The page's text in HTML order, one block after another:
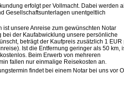
erfolgt per Vollmacht. Dabei werden
Gesellschaftsunterlagen unentgeltlich
ist unsere Anreise zum gewünschten Notar
bei der Kaufabwicklung unsere persönliche
beträgt der Kaufpreis zusätzlich 1 EUR
Ist die Entfernung geringer als 50 km,
Beim Erwerb von mehreren
fallen nur einmalige Reisekosten an.
findet bei einem Notar bei uns vor